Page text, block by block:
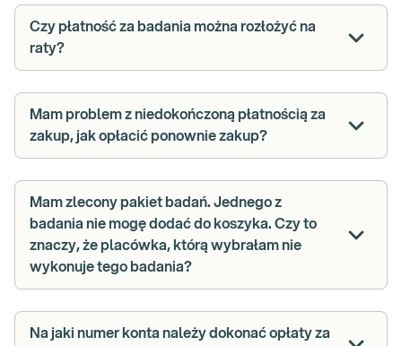
Czy płatność za badania można rozłożyć na
raty?
Mam problem z niedokończoną płatnością za
zakup, jak opłacić ponownie zakup?
Mam zlecony pakiet badań. Jednego z
badania nie mogę dodać do koszyka. Czy to
znaczy, że placówka, którą wybrałam nie
wykonuje tego badania?
Na jaki numer konta należy dokonać opłaty za